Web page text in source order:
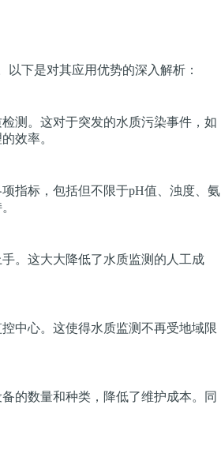
下是对其应用优势的深入解析：
测。这对于突发的水质污染事件，如
效率。
指标，包括但不限于pH值、浊度、氨
。这大大降低了水质监测的人工成
中心。这使得水质监测不再受地域限
的数量和种类，降低了维护成本。同